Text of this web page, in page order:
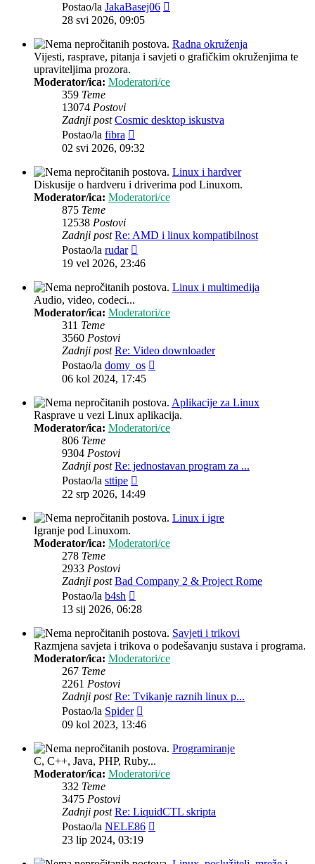
Postao/la JakaBasej06
28 svi 2026, 09:05
Radna okruženja
Vijesti, rasprave, pitanja i savjeti o grafičkim okruženjima te
upraviteljima prozora.
Moderator/ica: Moderatori/ce
359 Teme
13074 Postovi
Zadnji post Cosmic desktop iskustva
Postao/la fibra
post
02 svi 2026, 09:32
Linux i hardver
Diskusije o hardveru i driverima pod Linuxom.
Moderator/ica: Moderatori/ce
875 Teme
12538 Postovi
Zadnji post Re: AMD i linux kompatibilnost
Postao/la rudar
post
19 vel 2026, 23:46
Linux i multimedija
Audio, video, codeci...
Moderator/ica: Moderatori/ce
311 Teme
3560 Postovi
Zadnji post Re: Video downloader
Postao/la domy_os
06 kol 2024, 17:45
Aplikacije za Linux
Rasprave u vezi Linux aplikacija.
Moderator/ica: Moderatori/ce
806 Teme
9304 Postovi
Zadnji post Re: jednostavan program za ...
Postao/la sttipe
post
22 srp 2026, 14:49
Linux i igre
Igranje pod Linuxom.
Moderator/ica: Moderatori/ce
278 Teme
2933 Postovi
Zadnji post Bad Company 2 & Project Rome
Postao/la b4sh
post
13 sij 2026, 06:28
Savjeti i trikovi
Razmjena savjeta i trikova o podešavanju sustava i programa.
Moderator/ica: Moderatori/ce
267 Teme
2261 Postovi
Zadnji post Re: Tvikanje raznih linux p...
Postao/la Spider
post
09 kol 2023, 13:46
Programiranje
C, C++, Java, PHP, Ruby...
Moderator/ica: Moderatori/ce
332 Teme
3475 Postovi
Zadnji post Re: LiquidCTL skripta
Postao/la NELE86
23 lip 2024, 03:19